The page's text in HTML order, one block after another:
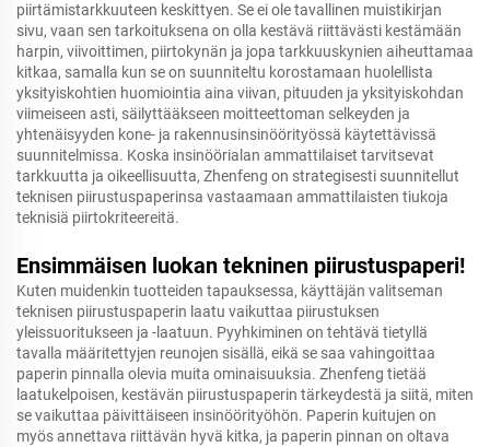
piirtämistarkkuuteen keskittyen. Se ei ole tavallinen muistikirjan
sivu, vaan sen tarkoituksena on olla kestävä riittävästi kestämään
harpin, viivoittimen, piirtokynän ja jopa tarkkuuskynien aiheuttamaa
kitkaa, samalla kun se on suunniteltu korostamaan huolellista
yksityiskohtien huomiointia aina viivan, pituuden ja yksityiskohdan
viimeiseen asti, säilyttääkseen moitteettoman selkeyden ja
yhtenäisyyden kone- ja rakennusinsinöörityössä käytettävissä
suunnitelmissa. Koska insinöörialan ammattilaiset tarvitsevat
tarkkuutta ja oikeellisuutta, Zhenfeng on strategisesti suunnitellut
teknisen piirustuspaperinsa vastaamaan ammattilaisten tiukoja
teknisiä piirtokriteereitä.
Ensimmäisen luokan tekninen piirustuspaperi!
Kuten muidenkin tuotteiden tapauksessa, käyttäjän valitseman
teknisen piirustuspaperin laatu vaikuttaa piirustuksen
yleissuoritukseen ja -laatuun. Pyyhkiminen on tehtävä tietyllä
tavalla määritettyjen reunojen sisällä, eikä se saa vahingoittaa
paperin pinnalla olevia muita ominaisuuksia. Zhenfeng tietää
laatukelpoisen, kestävän piirustuspaperin tärkeydestä ja siitä, miten
se vaikuttaa päivittäiseen insinöörityöhön. Paperin kuitujen on
myös annettava riittävän hyvä kitka, ja paperin pinnan on oltava